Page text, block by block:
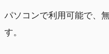
パソコンで利用可能で、
す。